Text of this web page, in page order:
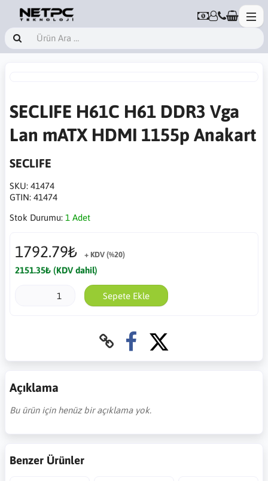
SECLIFE H61C H61 DDR3 Vga
Lan mATX HDMI 1155p Anakart
SECLIFE
SKU: 41474
GTIN: 41474
Stok Durumu: 1 Adet
1792.79₺ + KDV (%20)
2151.35₺ (KDV dahil)
Sepete Ekle
Açıklama
Bu ürün için henüz bir açıklama yok.
Benzer Ürünler